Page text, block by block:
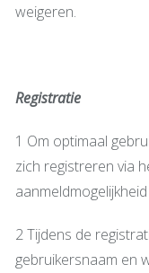
weigeren.
Registratie
1 Om optimaal
zich registreren via
2 Tijdens de
gebruikersnaam en